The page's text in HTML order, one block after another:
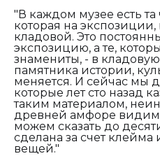
"В каждом музее есть
которая на экспозиции,
кладовой. Это
экспозицию, а те,
знамениты, - в
памятника истории,
меняется. И сейчас мы
которые лет сто назад
таким материалом,
древней амфоре
можем сказать до
сделана за счет клейма
вещей."